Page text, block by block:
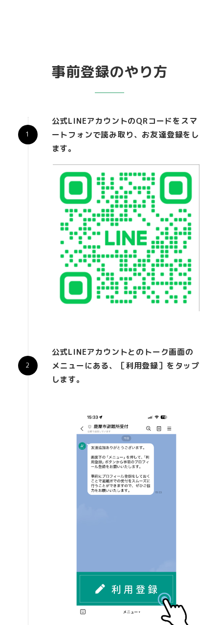
事前登録のやり方
公式LINEアカウントのQRコードをスマ
ートフォンで読み取り、お友達登録をし
ます。
公式LINEアカウントとのトーク画面の
メニューにある、［利用登録］をタップ
します。